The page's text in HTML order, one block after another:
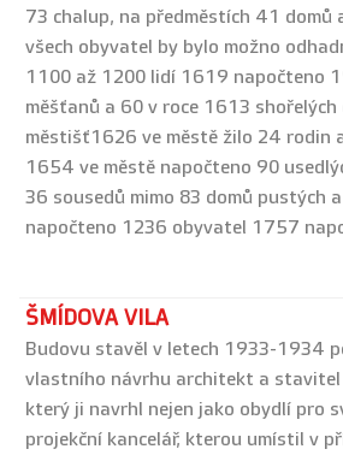
73 chalup, na předměstích 41 domů
všech obyvatel by bylo možno
1100 až 1200 lidí 1619 napočteno
měšťanů a 60 v roce 1613 shořelých
městišť1626 ve městě žilo 24 rodin
1654 ve městě napočteno 90
36 sousedů mimo 83 domů pustých
napočteno 1236 obyvatel 1757
ŠMÍDOVA VILA
Budovu stavěl v letech 1933-1934
vlastního návrhu architekt a stavitel
který ji navrhl nejen jako obydlí pro
projekční kancelář, kterou umístil v